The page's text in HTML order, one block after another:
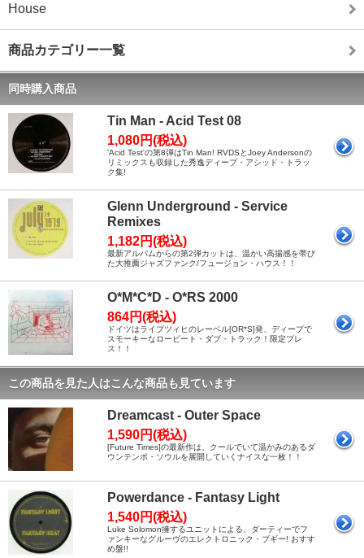
House
商品カテゴリー一覧
同時購入商品
Tin Man - Acid Test 08
1,080円(税込)
'Acid Test'の第8弾はTin Man! RVDSとJoey Andersonの
リミックスも収録した秀逸ディープ・アシッド・トラッ
ク集!
Glenn Underground - Service
Remixes
1,182円(税込)
最新アルバムからの第2弾カットは、温かい高揚感を帯び
た大推薦ジャズファンク/フュージョン・ハウス！！
O*M*C*D - O*RS 2000
864円(税込)
ドイツはライプツィヒのレーベル[OR*S]発、ディープで
スモーキーなロービート・ダブ・トラック！限定プレ
ス！！
この商品を見た人はこんな商品も見ています
Dreamcast - Outer Space
1,590円(税込)
[Future Times]の最新作は、クールでいて温かみのあるダ
ウンテンポ・ソウルを展開していくナイスな一枚！！
Powerdance - Fantasy Light
1,540円(税込)
Luke Solomon擁するユニットによる、ダーティーでフ
ァンキーなグルーヴのエレクトロニック・ブギー! おすす
め盤!!